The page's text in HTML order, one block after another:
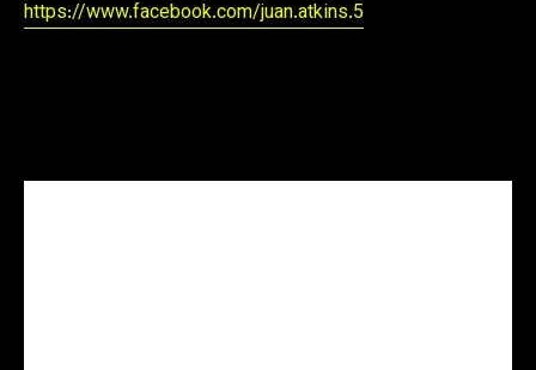
https://www.facebook.com/juan.atkins.5